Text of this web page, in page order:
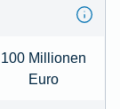
100 Millionen
Euro